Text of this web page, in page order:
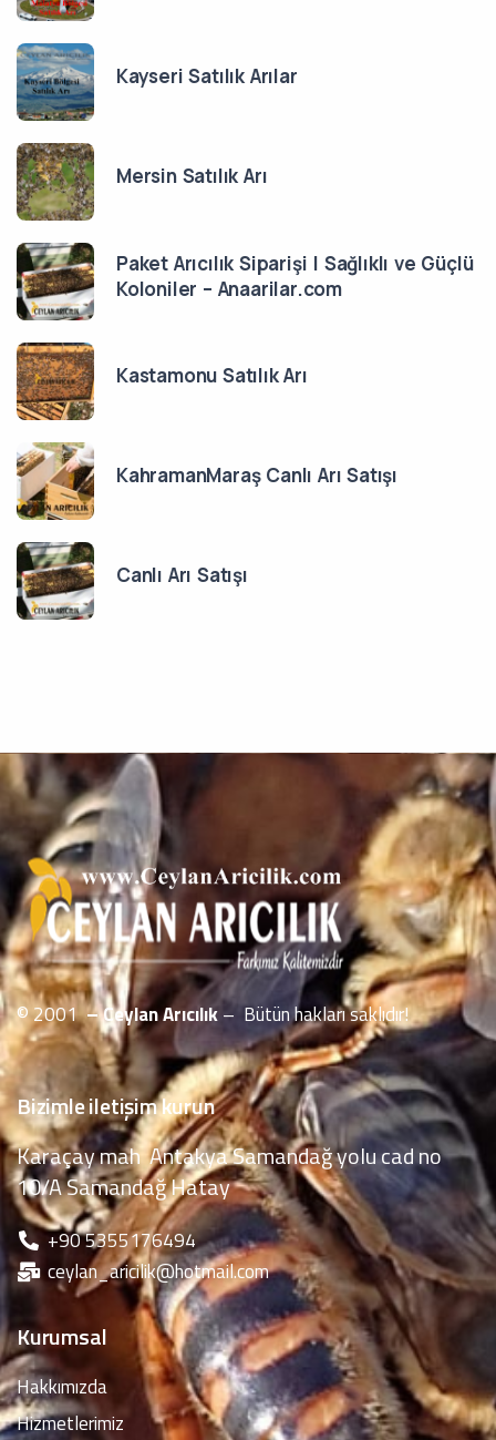
Kayseri Satılık Arılar
Mersin Satılık Arı
Paket Arıcılık Siparişi | Sağlıklı ve Güçlü
Koloniler – Anaarilar.com
Kastamonu Satılık Arı
KahramanMaraş Canlı Arı Satışı
Canlı Arı Satışı
© 2001– Ceylan Arıcılık– Bütün hakları saklıdır!
Bizimle iletişim kurun
Karaçay mah Antakya Samandağ yolu cad no
10/A Samandağ Hatay
‪+90 5355176494
ceylan_aricilik@hotmail.com
Kurumsal
Hakkımızda
Hizmetlerimiz